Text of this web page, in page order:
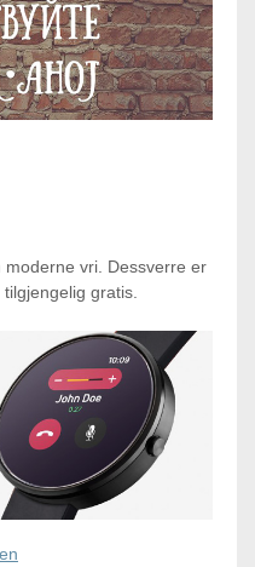
moderne vri. Dessverre er
gratis.